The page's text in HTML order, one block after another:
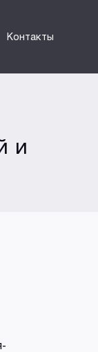
Контакты
и